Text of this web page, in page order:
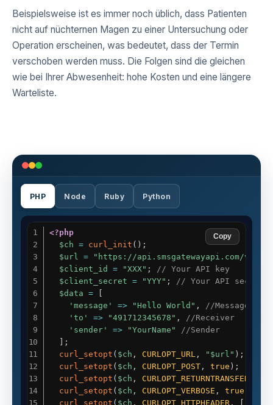
Beispielsweise ist es immer noch üblich, dass Patienten
nicht auf nüchternen Magen zu einer Untersuchung oder
Operation erscheinen, was bedeutet, dass der Termin
verschoben werden muss. Die Folgen sind die gleichen
wie bei Ihrer Abwesenheit: hohe Kosten und eine längere
Warteliste.
PHP Node Ruby Python